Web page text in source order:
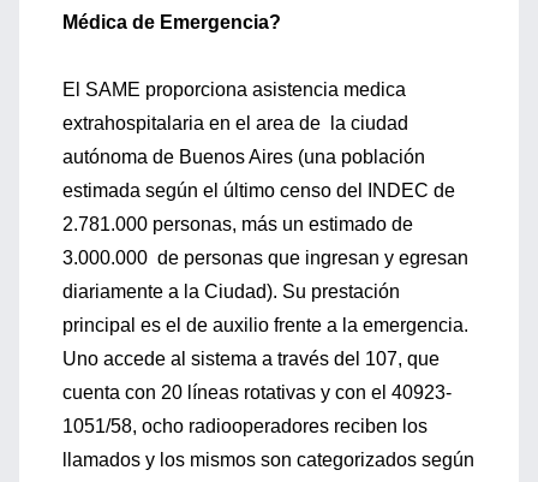
Médica de Emergencia?
El SAME proporciona asistencia medica
extrahospitalaria en el area de la ciudad
autónoma de Buenos Aires (una población
estimada según el último censo del INDEC de
2.781.000 personas, más un estimado de
3.000.000 de personas que ingresan y egresan
diariamente a la Ciudad). Su prestación
principal es el de auxilio frente a la emergencia.
Uno accede al sistema a través del 107, que
cuenta con 20 líneas rotativas y con el 40923-
1051/58, ocho radiooperadores reciben los
llamados y los mismos son categorizados según